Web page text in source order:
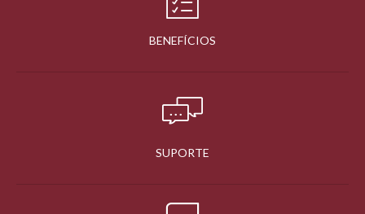
BENEFÍCIOS
SUPORTE